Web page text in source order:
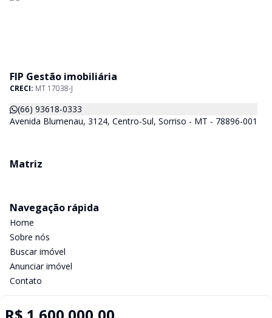
FIP Gestão imobiliária
CRECI: MT 17038-J
(66) 93618-0333
Avenida Blumenau, 3124, Centro-Sul, Sorriso - MT - 78896-001
Matriz
Navegação rápida
Home
Sobre nós
Buscar imóvel
Anunciar imóvel
Contato